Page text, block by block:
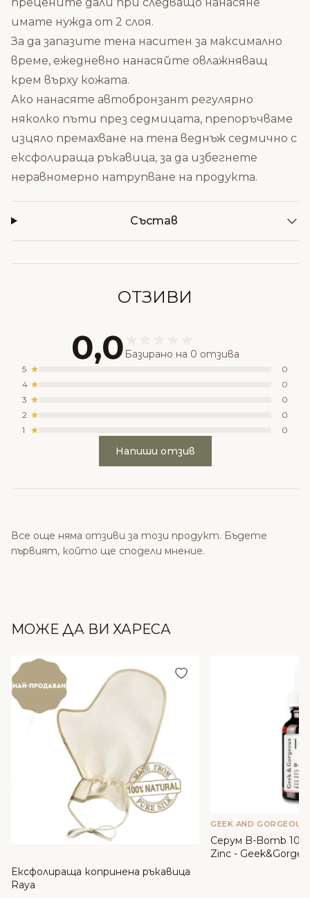
имате нужда от 2 слоя.
За да запазите тена наситен за максимално
време, ежедневно нанасяйте овлажняващ
крем върху кожата.
Ако нанасяте автобронзант регулярно
няколко пъти през седмицата, препоръчваме
изцяло премахване на тена веднъж седмично с
ексфолираща ръкавица, за да избегнете
неравномерно натрупване на продукта.
Състав
ОТЗИВИ
0,0 Базирано на 0 отзива
5
0
4
0
3
0
2
0
1
0
Напиши отзив
Все още няма отзиви за този продукт. Бъдете
първият, който ще сподели мнение.
МОЖЕ ДА ВИ ХАРЕСА
Добави в любими
Ексфолираща копринена ръкавица
Raya
GEEK AND GORGEOUS
Серум B-Bomb
Zinc -